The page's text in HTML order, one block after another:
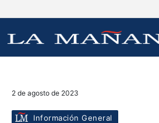
2 de agosto de 2023
Información General